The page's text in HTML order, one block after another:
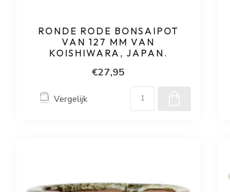
RONDE RODE BONSAIPOT
VAN 127 MM VAN
KOISHIWARA, JAPAN.
€27,95
Vergelijk